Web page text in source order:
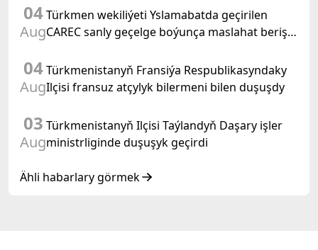
beýan eder
04
Aug
Türkmen wekiliýeti Yslamabatda geçirilen
CAREC sanly geçelge boýunça maslahat beriş
04
Aug
Türkmenistanyň Fransiýa Respublikasyndaky
Ilçisi fransuz atçylyk bilermeni bilen duşuşdy
03
Aug
Türkmenistanyň Ilçisi Taýlandyň Daşary işler
ministrliginde duşuşyk geçirdi
Ähli habarlary görmek